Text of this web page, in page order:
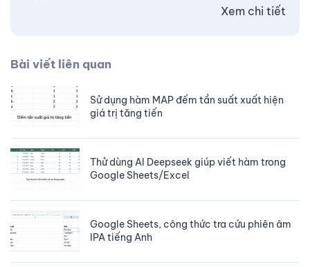
Xem chi tiết
Bài viết liên quan
Sử dụng hàm MAP đếm tần suất xuất hiện
giá trị tăng tiến
Thử dùng AI Deepseek giúp viết hàm trong
Google Sheets/Excel
Google Sheets, công thức tra cứu phiên âm
IPA tiếng Anh